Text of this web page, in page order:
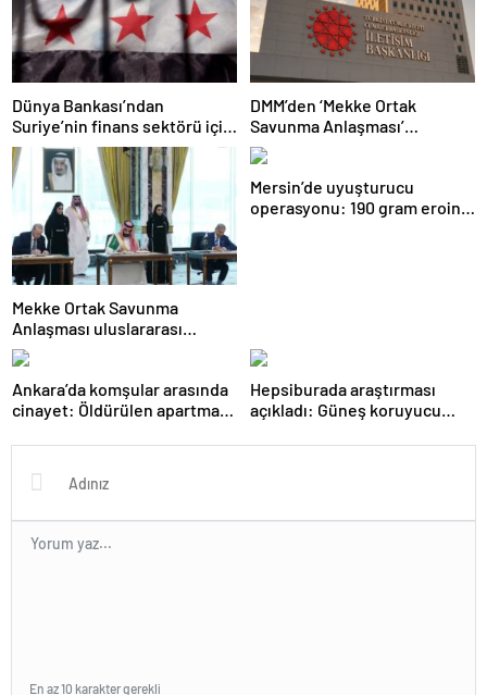
Dünya Bankası’ndan
Suriye’nin finans sektörü için
100 milyon dolarlık hibe
DMM’den ‘Mekke Ortak
Savunma Anlaşması’
iddialarına yalanlama
Mekke Ortak Savunma
Anlaşması uluslararası
basında geniş yankı uyandırdı
Mersin’de uyuşturucu
operasyonu: 190 gram eroin
Ankara’da komşular arasında
cinayet: Öldürülen apartman
uğurlandı
Hepsiburada araştırması
açıkladı: Güneş koruyucu
En az 10 karakter gerekli